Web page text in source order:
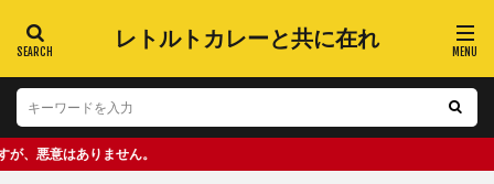
レトルトカレーと共に在れ
ません。